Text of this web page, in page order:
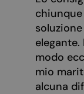
modo
mio
alcuna